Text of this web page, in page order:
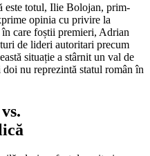
este totul, Ilie Bolojan, prim-
opinia cu privire la
care foștii premieri, Adrian
de lideri autoritari precum
situație a stârnit un val de
nu reprezintă statul român în